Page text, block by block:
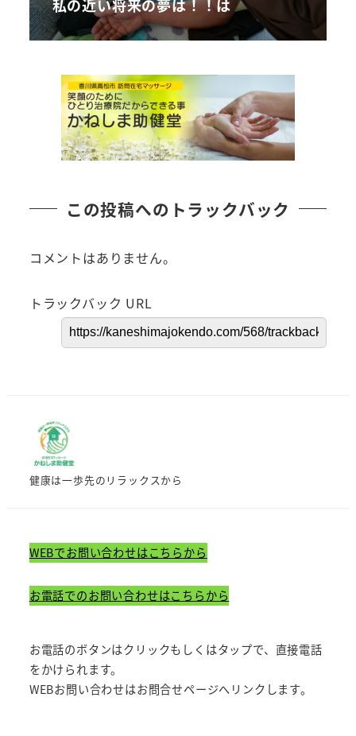
私の近い将来の夢は！！は
この投稿へのトラックバック
コメントはありません。
トラックバック URL
健康は一歩先のリラックスから
WEBでお問い合わせはこちらから
お電話でのお問い合わせはこちらから
お電話のボタンはクリックもしくはタップで、直接電話
をかけられます。
WEBお問い合わせはお問合せページへリンクします。